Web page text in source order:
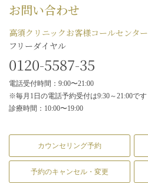
お問い合わせ
高須クリニックお客様コールセンター
フリーダイヤル
0120-5587-35
電話受付時間：9:00〜21:00
※毎月1日の電話予約受付は9:30～21:00です
診療時間：10:00〜19:00
カウンセリング予約
予約のキャンセル・変更